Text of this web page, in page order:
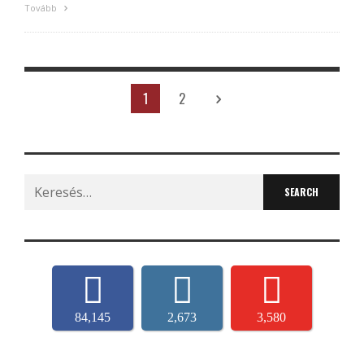
Tovább
1 2
Search
for:
84,145 2,673 3,580